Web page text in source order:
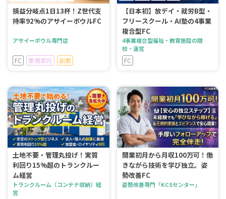
損益分岐点1日13杯！Z世代支
持率92%のアサイーボウルFC
アサイーボウル専門店
FC 業務委託 副業
【日本初】放デイ・就労B型・
フリースクール・AI塾の4事業
複合型FC
4事業複合型福祉・教育施設の開
校・運営
FC
土地不要・管理丸投げ！実質
利回り15%超のトランクルー
ム経営
トランクルーム（コンテナ収納）経
営
開業初月から月収100万可！働
きながら技術を学び独立。姿
勢改善FC
姿勢改善専門「KCSセンター」